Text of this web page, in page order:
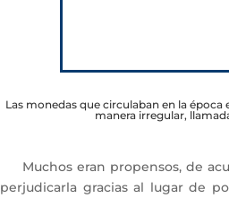
Las monedas que circulaban en la época
manera irregular,
Muchos eran propensos, de
perjudicarla gracias al lugar de